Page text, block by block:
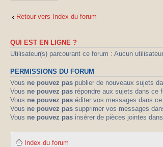
Retour vers Index du forum
QUI EST EN LIGNE ?
Utilisateur(s) parcourant ce forum : Aucun
PERMISSIONS DU FORUM
Vous ne pouvez pas publier de nouveaux sujets
Vous ne pouvez pas répondre aux sujets dans ce
Vous ne pouvez pas éditer vos messages dans ce
Vous ne pouvez pas supprimer vos messages
Vous ne pouvez pas insérer de pièces jointes
Index du forum